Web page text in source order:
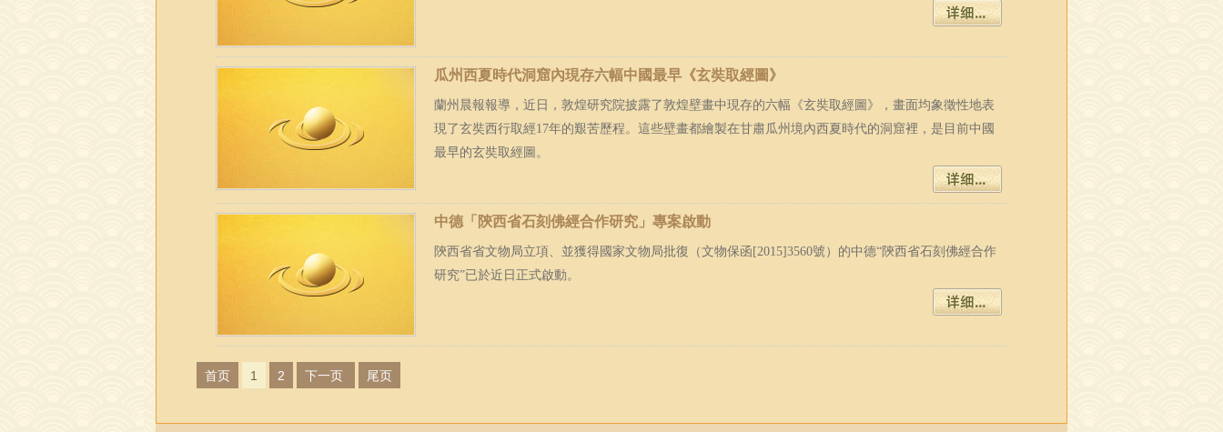
瓜州西夏時代洞窟內現存六幅中國最早《玄奘取經圖》
蘭州晨報報導，近日，敦煌研究院披露了敦煌壁畫中現存的六幅《玄奘取經圖》，畫面均象徵性地表
現了玄奘西行取經17年的艱苦歷程。這些壁畫都繪製在甘肅瓜州境內西夏時代的洞窟裡，是目前中國
最早的玄奘取經圖。
中德「陝西省石刻佛經合作研究」專案啟動
陝西省省文物局立項、並獲得國家文物局批復（文物保函[2015]3560號）的中德“陝西省石刻佛經合作
研究”已於近日正式啟動。
首页 1 2 下一页 尾页